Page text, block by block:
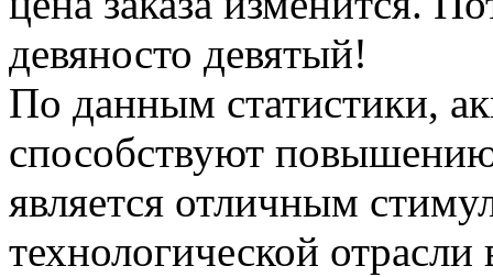
девяносто девятый!
По данным статистики,
способствуют
является отличным
технологической отрасли